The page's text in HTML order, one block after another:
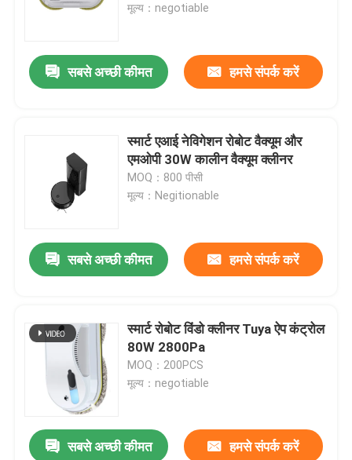
मूल्य：negotiable
सबसे अच्छी कीमत हमसे संपर्क करें
स्मार्ट एआई नेविगेशन रोबोट वैक्यूम और
एमओपी 30W कालीन वैक्यूम क्लीनर
MOQ：800 पीसी
मूल्य：Negitionable
सबसे अच्छी कीमत हमसे संपर्क करें
स्मार्ट रोबोट विंडो क्लीनर Tuya ऐप कंट्रोल
80W 2800Pa
MOQ：200PCS
मूल्य：negotiable
सबसे अच्छी कीमत हमसे संपर्क करें